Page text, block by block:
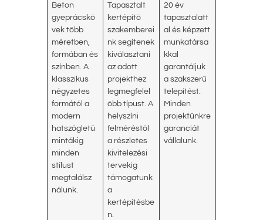
Beton
gyeprácskö
vek több
méretben,
formában és
színben. A
klasszikus
négyzetes
formától a
modern
hatszögletű
mintákig
minden
stílust
megtalálsz
nálunk.
Tapasztalt
kertépítő
szakemberei
nk segítenek
kiválasztani
az adott
projekthez
legmegfelel
őbb típust. A
helyszíni
felméréstől
a részletes
kivitelezési
tervekig
támogatunk
a
kertépítésbe
n.
20 év
tapasztalatt
al és képzett
munkatársa
kkal
garantáljuk
a szakszerű
telepítést.
Minden
projektünkre
garanciát
vállalunk.